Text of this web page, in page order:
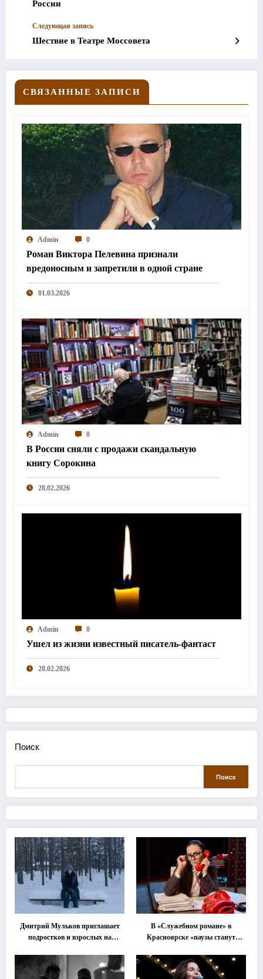
России
Следующая запись
Шествие в Театре Моссовета
СВЯЗАННЫЕ ЗАПИСИ
Admin 0
Роман Виктора Пелевина признали
вредоносным и запретили в одной стране
01.03.2026
Admin 0
В России сняли с продажи скандальную
книгу Сорокина
28.02.2026
Admin 0
Ушел из жизни известный писатель-фантаст
28.02.2026
Поиск
Поиск
Дмитрий Мульков приглашает
подростков и взрослых на
В «Служебном романе» в
Красноярске «паузы станут